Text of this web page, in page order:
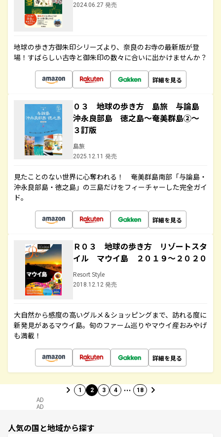
2024.06.27 発売
地球の歩き方御朱印シリーズより、奈良のお寺の最新版が登
場！すばらしい古寺と御朱印の数々に合いに出かけませんか？
詳細を見る
０３ 地球の歩き方 島旅 与論島
沖永良部島 徳之島～奄美群島②～
３訂版
島旅
2025.12.11 発売
見たことのない世界に心奪われる！ 奄美群島南部「与論島・
沖永良部島・徳之島」の三島だけをフィーチャーした完全ガイ
ド。
詳細を見る
Ｒ０３ 地球の歩き方 リゾートスタ
イル マウイ島 ２０１９～２０２０
Resort Style
2018.12.12 発売
大自然から感度の高いグルメ＆ショッピングまで、訪れる度に
新発見があるマウイ島。旬のファーム巡りやマウイ産おみやげ
も満載！
詳細を見る
1 2 3 4 … 18
AD
AD
人気の国と地域から探す